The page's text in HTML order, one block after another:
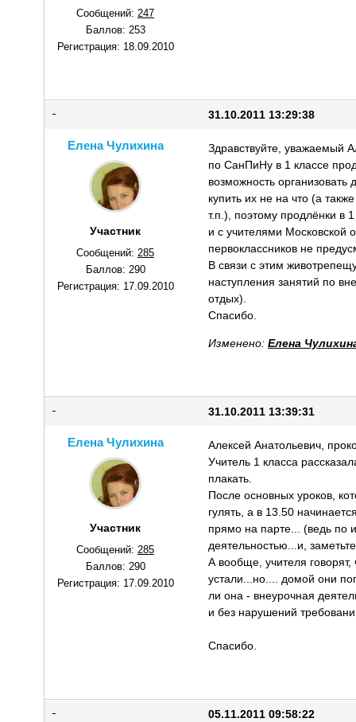
Сообщений: 247
Баллов: 253
Регистрация: 18.09.2010
Елена Чулихина
Участник
Сообщений: 285
Баллов: 290
Регистрация: 17.09.2010
31.10.2011 13:29:38
Здравствуйте, уважаемый
по СанПиНу в 1 классе
возможность
купить их не на что (а
т.п.), поэтому продлёнки в
и с учителями Московской
первоклассников не
В связи с этим
наступления занятий по
отдых).
Спасибо.
Изменено: Елена
Елена Чулихина
Участник
Сообщений: 285
Баллов: 290
Регистрация: 17.09.2010
31.10.2011 13:39:31
Алексей Анатольевич,
Учитель 1 класса
плакать.
После основных уроков,
гулять, а в 13.50
прямо на парте... (ведь по
деятельностью...и,
А вообще, учителя говорят,
устали...но.... домой они
ли она - внеурочная
и без нарушений
Спасибо.
05.11.2011 09:58:22